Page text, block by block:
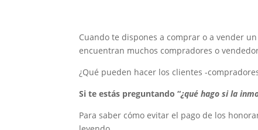
Cuando te dispones a comprar o a vender
encuentran muchos compradores o
¿Qué pueden hacer los clientes -
Si te estás preguntando “¿qué hago si la
Para saber cómo evitar el pago de los